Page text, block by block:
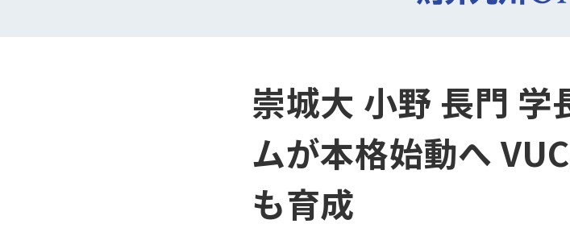
崇城大 小野 長門 学
ムが本格始動へ
も育成